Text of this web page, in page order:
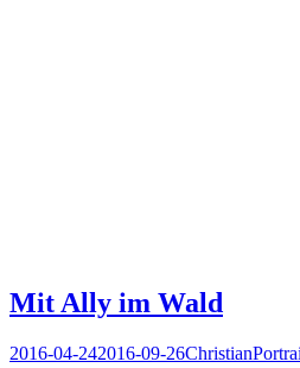
Mit Ally im Wald
Posted
2016-04-242016-09-26Author
ChristianPosted